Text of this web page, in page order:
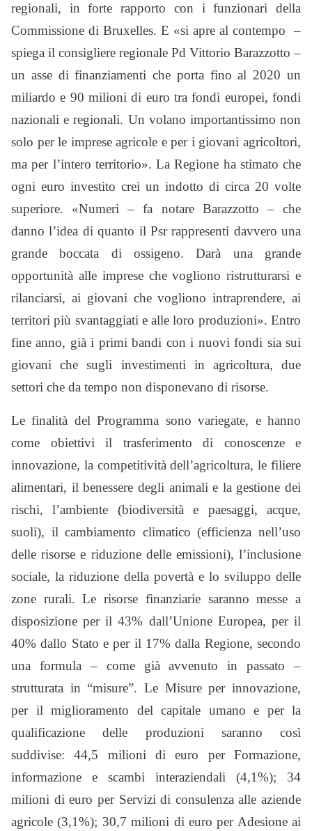
regionali, in forte rapporto con i funzionari della
Commissione di Bruxelles. E «si apre al contempo –
spiega il consigliere regionale Pd Vittorio Barazzotto –
un asse di finanziamenti che porta fino al 2020 un
miliardo e 90 milioni di euro tra fondi europei, fondi
nazionali e regionali. Un volano importantissimo non
solo per le imprese agricole e per i giovani agricoltori,
ma per l’intero territorio». La Regione ha stimato che
ogni euro investito crei un indotto di circa 20 volte
superiore. «Numeri – fa notare Barazzotto – che
danno l’idea di quanto il Psr rappresenti davvero una
grande boccata di ossigeno. Darà una grande
opportunità alle imprese che vogliono ristrutturarsi e
rilanciarsi, ai giovani che vogliono intraprendere, ai
territori più svantaggiati e alle loro produzioni». Entro
fine anno, già i primi bandi con i nuovi fondi sia sui
giovani che sugli investimenti in agricoltura, due
settori che da tempo non disponevano di risorse.
Le finalità del Programma sono variegate, e hanno
come obiettivi il trasferimento di conoscenze e
innovazione, la competitività dell’agricoltura, le filiere
alimentari, il benessere degli animali e la gestione dei
rischi, l’ambiente (biodiversità e paesaggi, acque,
suoli), il cambiamento climatico (efficienza nell’uso
delle risorse e riduzione delle emissioni), l’inclusione
sociale, la riduzione della povertà e lo sviluppo delle
zone rurali. Le risorse finanziarie saranno messe a
disposizione per il 43% dall’Unione Europea, per il
40% dallo Stato e per il 17% dalla Regione, secondo
una formula – come già avvenuto in passato –
strutturata in “misure”. Le Misure per innovazione,
per il miglioramento del capitale umano e per la
qualificazione delle produzioni saranno così
suddivise: 44,5 milioni di euro per Formazione,
informazione e scambi interaziendali (4,1%); 34
milioni di euro per Servizi di consulenza alle aziende
agricole (3,1%); 30,7 milioni di euro per Adesione ai